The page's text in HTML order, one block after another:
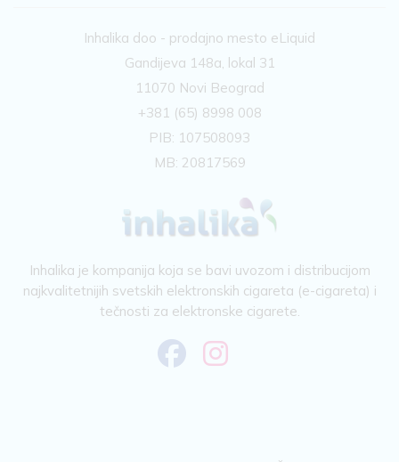
Inhalika doo - prodajno mesto eLiquid
Gandijeva 148a, lokal 31
11070 Novi Beograd
+381 (65) 8998 008
PIB: 107508093
MB: 20817569
Inhalika je kompanija koja se bavi uvozom i distribucijom
najkvalitetnijih svetskih elektronskih cigareta (e-cigareta) i
tečnosti za elektronske cigarete.